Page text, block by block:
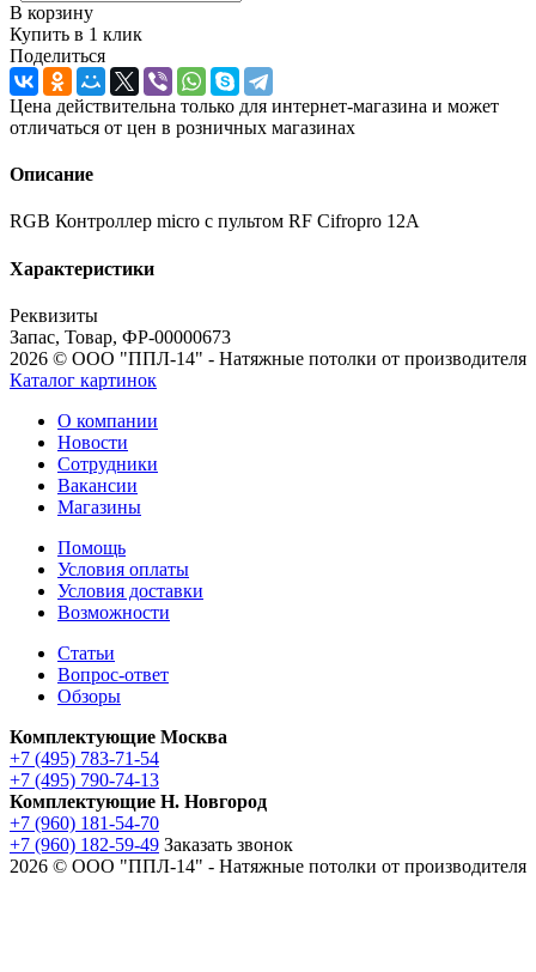
В корзину
Купить в 1 клик
Поделиться
Цена действительна только для интернет-магазина и может
отличаться от цен в розничных магазинах
Описание
RGB Контроллер micro с пультом RF Cifropro 12A
Характеристики
Реквизиты
Запас, Товар, ФР-00000673
2026 © ООО "ППЛ-14" - Натяжные потолки от производителя
Каталог картинок
О компании
Новости
Сотрудники
Вакансии
Магазины
Помощь
Условия оплаты
Условия доставки
Возможности
Статьи
Вопрос-ответ
Обзоры
Комплектующие Москва
+7 (495) 783-71-54
+7 (495) 790-74-13
Комплектующие Н. Новгород
+7 (960) 181-54-70
+7 (960) 182-59-49 Заказать звонок
2026 © ООО "ППЛ-14" - Натяжные потолки от производителя